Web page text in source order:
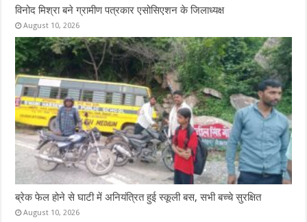
विनोद मिश्रा बने ग्रामीण पत्रकार एसोसिएशन के जिलाध्यक्ष
August 10, 2026
ब्रेक फेल होने से घाटी में अनियंत्रित हुई स्कूली बस, सभी बच्चे सुरक्षित
August 10, 2026